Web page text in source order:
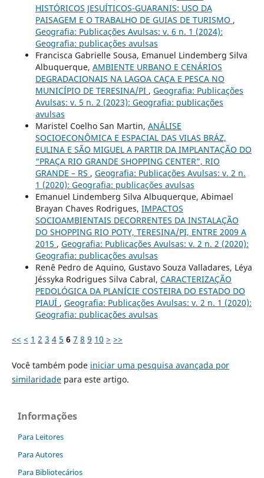
HISTÓRICOS JESUÍTICOS-GUARANIS: USO DA
PAISAGEM E O TRABALHO DE GUIAS DE TURISMO ,
Geografia: Publicações Avulsas: v. 6 n. 1 (2024):
Geografia: publicações avulsas
Francisca Gabrielle Sousa, Emanuel Lindemberg Silva
Albuquerque, AMBIENTE URBANO E CENÁRIOS
DEGRADACIONAIS NA LAGOA CAÇA E PESCA NO
MUNICÍPIO DE TERESINA/PI , Geografia: Publicações
Avulsas: v. 5 n. 2 (2023): Geografia: publicações
avulsas
Maristel Coelho San Martin, ANÁLISE
SOCIOECONÔMICA E ESPACIAL DAS VILAS BRÁZ,
EULINA E SÃO MIGUEL A PARTIR DA IMPLANTAÇÃO DO
“PRAÇA RIO GRANDE SHOPPING CENTER”, RIO
GRANDE – RS , Geografia: Publicações Avulsas: v. 2 n.
1 (2020): Geografia: publicações avulsas
Emanuel Lindemberg Silva Albuquerque, Abimael
Brayan Chaves Rodrigues, IMPACTOS
SOCIOAMBIENTAIS DECORRENTES DA INSTALAÇÃO
DO SHOPPING RIO POTY, TERESINA/PI, ENTRE 2009 A
2015 , Geografia: Publicações Avulsas: v. 2 n. 2 (2020):
Geografia: publicações avulsas
Renê Pedro de Aquino, Gustavo Souza Valladares, Léya
Jéssyka Rodrigues Silva Cabral, CARACTERIZAÇÃO
PEDOLÓGICA DA PLANÍCIE COSTEIRA DO ESTADO DO
PIAUÍ , Geografia: Publicações Avulsas: v. 2 n. 1 (2020):
Geografia: publicações avulsas
<< < 1 2 3 4 5 6 7 8 9 10 > >>
Você também pode iniciar uma pesquisa avançada por
similaridadepara este artigo.
Informações
Para Leitores
Para Autores
Para Bibliotecários